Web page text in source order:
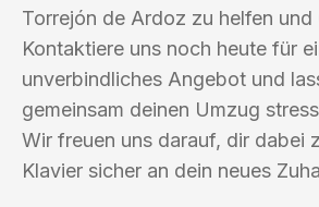
Torrejón de Ardoz zu helfen und
Kontaktiere uns noch heute für
unverbindliches Angebot und
gemeinsam deinen Umzug
Wir freuen uns darauf, dir dabei
Klavier sicher an dein neues